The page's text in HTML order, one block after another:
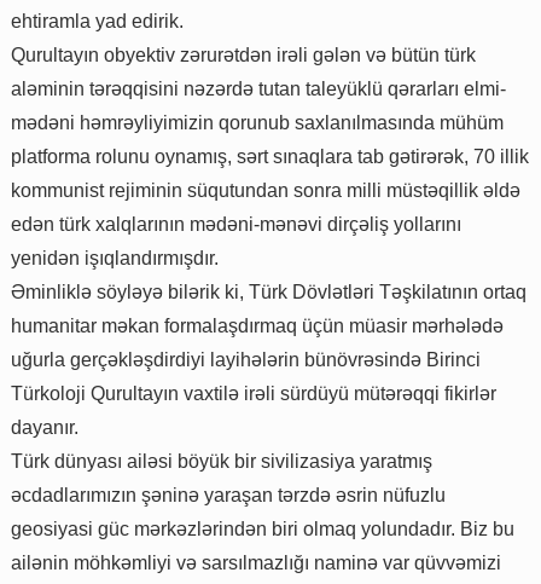
ehtiramla yad edirik.
Qurultayın obyektiv zərurətdən irəli gələn və bütün türk
aləminin tərəqqisini nəzərdə tutan taleyüklü qərarları elmi-
mədəni həmrəyliyimizin qorunub saxlanılmasında mühüm
platforma rolunu oynamış, sərt sınaqlara tab gətirərək, 70 illik
kommunist rejiminin süqutundan sonra milli müstəqillik əldə
edən türk xalqlarının mədəni-mənəvi dirçəliş yollarını
yenidən işıqlandırmışdır.
Əminliklə söyləyə bilərik ki, Türk Dövlətləri Təşkilatının ortaq
humanitar məkan formalaşdırmaq üçün müasir mərhələdə
uğurla gerçəkləşdirdiyi layihələrin bünövrəsində Birinci
Türkoloji Qurultayın vaxtilə irəli sürdüyü mütərəqqi fikirlər
dayanır.
Türk dünyası ailəsi böyük bir sivilizasiya yaratmış
əcdadlarımızın şəninə yaraşan tərzdə əsrin nüfuzlu
geosiyasi güc mərkəzlərindən biri olmaq yolundadır. Biz bu
ailənin möhkəmliyi və sarsılmazlığı naminə var qüvvəmizi